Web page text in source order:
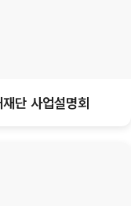
단 사업설명회